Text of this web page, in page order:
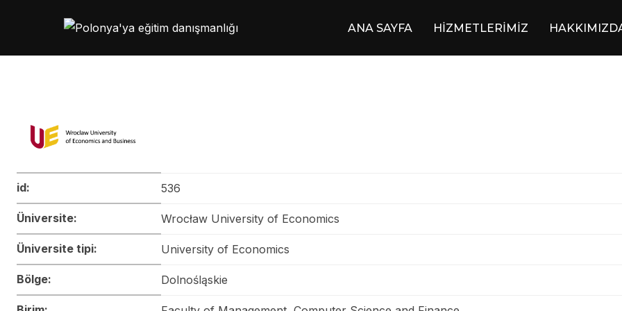
ANA SAYFA HİZMETLERİMİZ
id: 536
Üniversite: Wrocław University of Economics
Üniversite tipi: University of Economics
Bölge: Dolnośląskie